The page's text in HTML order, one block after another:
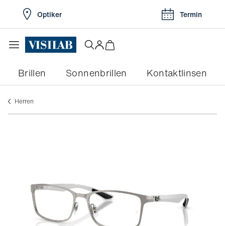
Optiker Termin
Brillen Sonnenbrillen Kontaktlinsen
herren